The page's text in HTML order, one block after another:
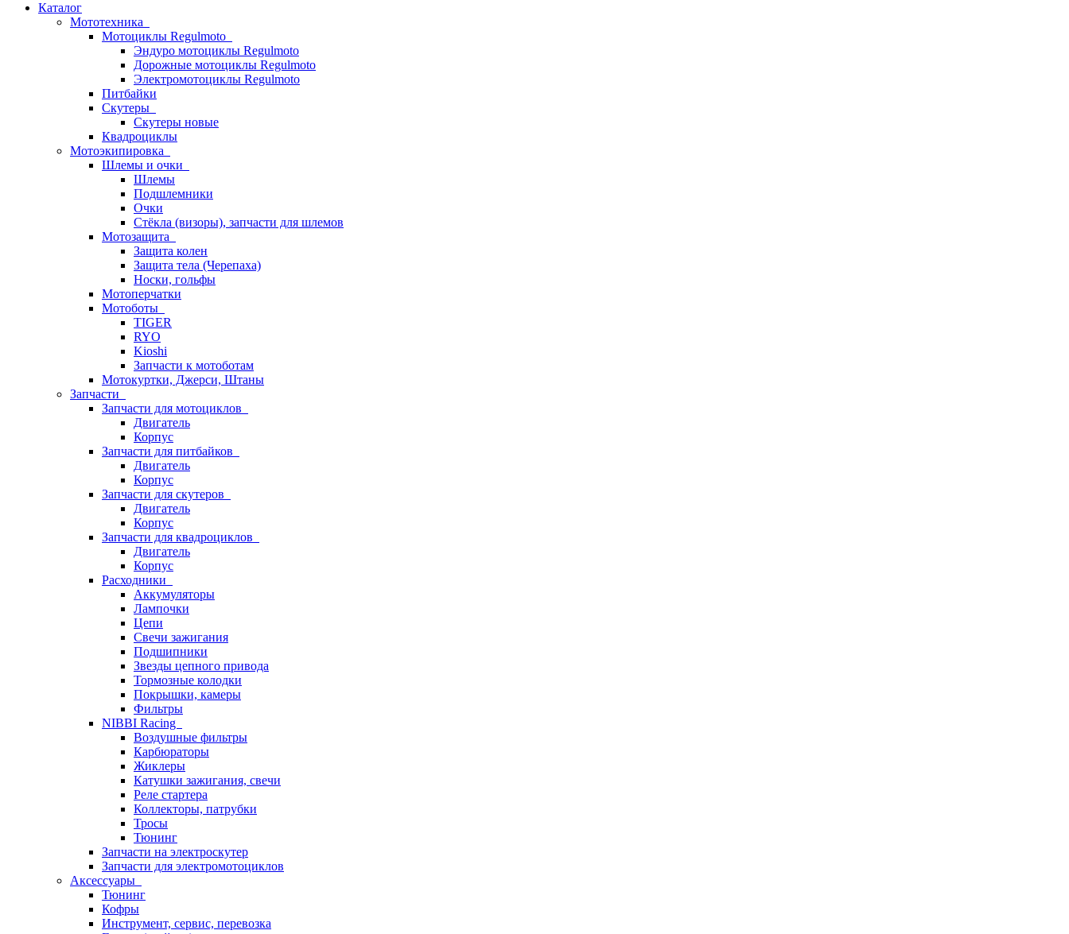
Каталог
Мототехника
Мотоциклы Regulmoto
Эндуро мотоциклы Regulmoto
Дорожные мотоциклы Regulmoto
Электромотоциклы Regulmoto
Питбайки
Скутеры
Скутеры новые
Квадроциклы
Мотоэкипировка
Шлемы и очки
Шлемы
Подшлемники
Очки
Стёкла (визоры), запчасти для шлемов
Мотозащита
Защита колен
Защита тела (Черепаха)
Носки, гольфы
Мотоперчатки
Мотоботы
TIGER
RYO
Kioshi
Запчасти к мотоботам
Мотокуртки, Джерси, Штаны
Запчасти
Запчасти для мотоциклов
Двигатель
Корпус
Запчасти для питбайков
Двигатель
Корпус
Запчасти для скутеров
Двигатель
Корпус
Запчасти для квадроциклов
Двигатель
Корпус
Расходники
Аккумуляторы
Лампочки
Цепи
Свечи зажигания
Подшипники
Звезды цепного привода
Тормозные колодки
Покрышки, камеры
Фильтры
NIBBI Racing
Воздушные фильтры
Карбюраторы
Жиклеры
Катушки зажигания, свечи
Реле стартера
Коллекторы, патрубки
Тросы
Тюнинг
Запчасти на электроскутер
Запчасти для электромотоциклов
Аксессуары
Тюнинг
Кофры
Инструмент, сервис, перевозка